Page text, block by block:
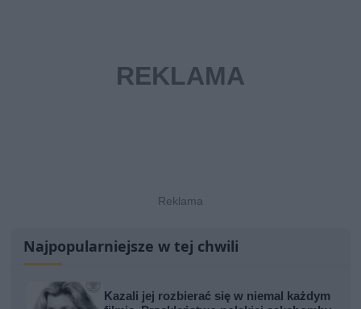
Najpopularniejsze w tej chwili
Kazali jej rozbierać się w niemal każdym